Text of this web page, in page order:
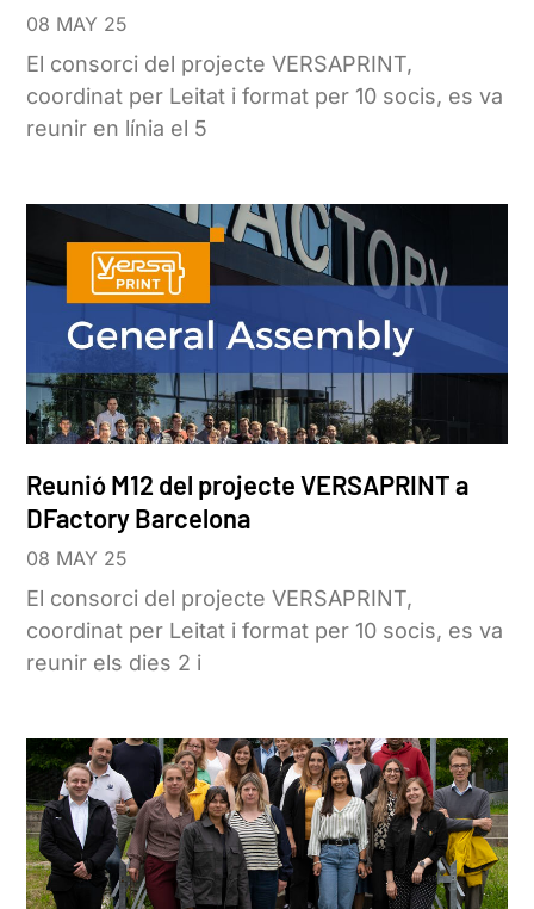
08 MAY 25
El consorci del projecte VERSAPRINT,
coordinat per Leitat i format per 10 socis, es va
reunir en línia el 5
Reunió M12 del projecte VERSAPRINT a
DFactory Barcelona
08 MAY 25
El consorci del projecte VERSAPRINT,
coordinat per Leitat i format per 10 socis, es va
reunir els dies 2 i